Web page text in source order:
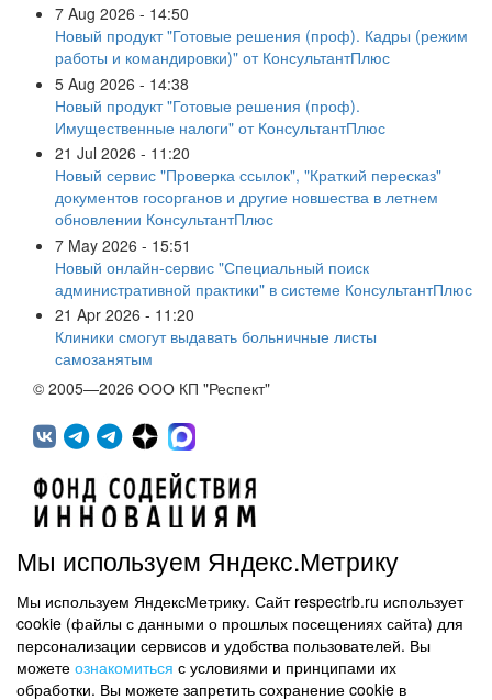
7 Aug 2026 - 14:50
Новый продукт "Готовые решения (проф). Кадры (режим
работы и командировки)" от КонсультантПлюс
5 Aug 2026 - 14:38
Новый продукт "Готовые решения (проф).
Имущественные налоги" от КонсультантПлюс
21 Jul 2026 - 11:20
Новый сервис "Проверка ссылок", "Краткий пересказ"
документов госорганов и другие новшества в летнем
обновлении КонсультантПлюс
7 May 2026 - 15:51
Новый онлайн-сервис "Специальный поиск
административной практики" в системе КонсультантПлюс
21 Apr 2026 - 11:20
Клиники смогут выдавать больничные листы
самозанятым
© 2005—2026 ООО КП "Респект"
450071, г.Уфа, ул. 50 лет СССР, д.48 корп.1, офис 307
(347) 291 20 70
Контактная информация
Карта сайта
Мы используем Яндекс.Метрику
Мы используем ЯндексМетрику. Сайт respectrb.ru использует
cookie (файлы с данными о прошлых посещениях сайта) для
персонализации сервисов и удобства пользователей. Вы
можете ознакомиться с условиями и принципами их
обработки. Вы можете запретить сохранение cookie в